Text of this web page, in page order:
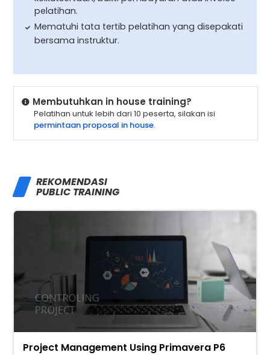
pelatihan.
Mematuhi tata tertib pelatihan yang disepakati
bersama instruktur.
Membutuhkan in house training?
Pelatihan untuk lebih dari 10 peserta, silakan isi
permintaan proposal in house.
REKOMENDASI
PUBLIC TRAINING
Project Management Using Primavera P6